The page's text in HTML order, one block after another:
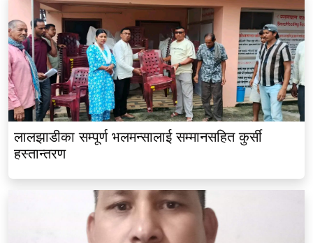
लालझाडीका सम्पूर्ण भलमन्सालाई सम्मानसहित कुर्सी
हस्तान्तरण